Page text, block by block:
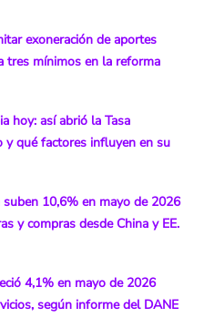
exoneración de aportes
tres mínimos en la reforma
hoy: así abrió la Tasa
y qué factores influyen en su
10,6% en mayo de 2026
y compras desde China y EE.
4,1% en mayo de 2026
según informe del DANE